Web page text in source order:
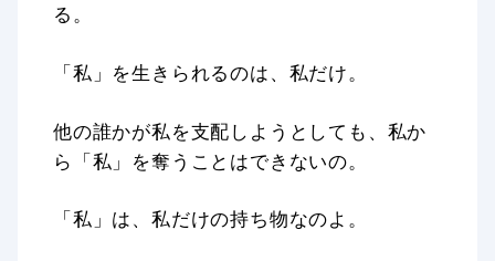
る。
「私」を生きられるのは、私だけ。
他の誰かが私を支配しようとしても、私か
ら「私」を奪うことはできないの。
「私」は、私だけの持ち物なのよ。